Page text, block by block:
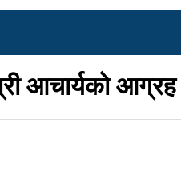
आचार्यको आग्रह